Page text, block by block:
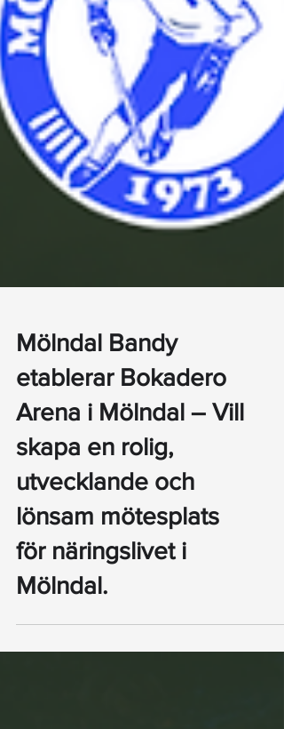
Mölndal Bandy
etablerar Bokadero
Arena i Mölndal – Vill
skapa en rolig,
utvecklande och
lönsam mötesplats
för näringslivet i
Mölndal.